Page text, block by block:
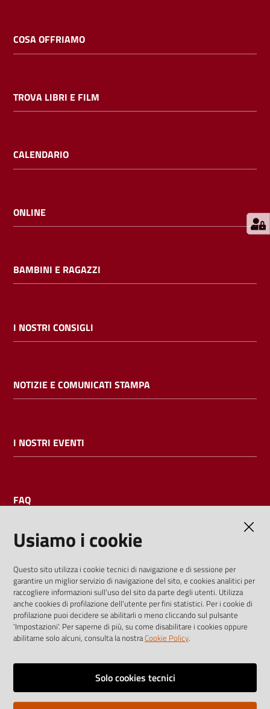
i
cataloghi
bibliotecario
COSA OFFRIAMO
TROVA LIBRI E FILM
CALENDARIO
ONLINE
BAMBINI E RAGAZZI
I NOSTRI CONSIGLI
NOTIZIE E COMUNICATI STAMPA
I NOSTRI EVENTI
FAQ
I dati personali pubblicati sono riutilizzabili solo alle condizioni
previste dalla direttiva comunitaria 2003/98/CE e dal d.lgs.
36/2006
Vai alla pagina
Note legali
Usiamo i cookie
Questo sito utilizza i cookie tecnici di navigazione e di sessione per
garantire un miglior servizio di navigazione del sito, e cookies analitici per
raccogliere informazioni sull'uso del sito da parte degli utenti. Utilizza
anche cookies di profilazione dell'utente per fini statistici. Per i cookie di
profilazione puoi decidere se abilitarli o meno cliccando sul pulsante
'Impostazioni'. Per saperne di più, su come disabilitare i cookies oppure
abilitarne solo alcuni, consulta la nostraCookie Policy.
Solo cookies tecnici